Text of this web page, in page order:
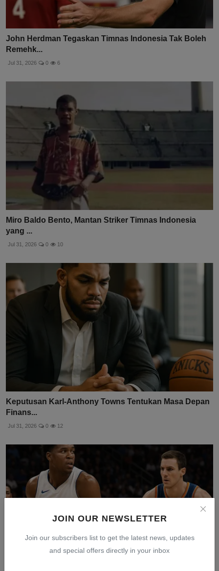
JOIN OUR NEWSLETTER
Join our subscribers list to get the latest news, updates
and special offers directly in your inbox
John Herdman Tegaskan Timnas Indonesia Tak Boleh
Remehk...
Jul 31, 2026 0 6
Miro Baldo Bento, Mantan Striker Timnas Indonesia
yang ...
Jul 31, 2026 0 10
Keputusan Karl-Anthony Towns Tentukan Masa Depan
Finans...
Jul 31, 2026 0 12